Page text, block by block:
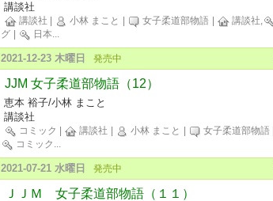
講談社
講談社 小林 まこと 女子柔道部物語 講談社,
グ
日本...
2021-12-23 木曜日 発売中
JJM 女子柔道部物語（12）
恵本 裕子/小林 まこと
講談社
コミック 講談社 小林 まこと 女子柔道部物語
コミック ...
2021-07-21 水曜日 発売中
ＪＪＭ 女子柔道部物語（１１）